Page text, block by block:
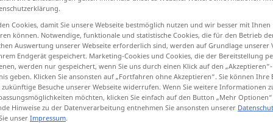
Cookies, damit Sie unsere Webseite bestmöglich nutzen und wir besser mit Ihnen
können. Notwendige, funktionale und statistische Cookies, die für den Betrieb
Auswertung unserer Webseite erforderlich sind, werden auf Grundlage unserer
Endgerät gespeichert. Marketing-Cookies und Cookies, die der Bereitstellung
werden nur gespeichert, wenn Sie uns durch einen Klick auf den
geben. Klicken Sie ansonsten auf „Fortfahren ohne Akzeptieren“. Sie können
Besuche unserer Webseite widerrufen. Wenn Sie weitere Informationen
möchten, klicken Sie einfach auf den Button „Mehr
Hinweise zu der Datenverarbeitung entnehmen Sie ansonsten unserer
unser Impressum.